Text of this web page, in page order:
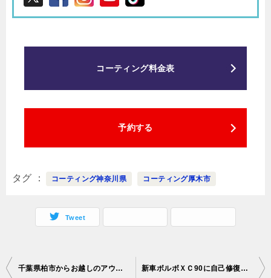
コーティング料金表
予約する
タグ コーティング神奈川県 コーティング厚木市
Tweet
投
千葉県柏市からお越しのアウディS4に超撥水性のシャインコートを施工！ 新車ボルボＸＣ90に自己修復機能コーティング・ファインラボヒールライトの施工を致しました